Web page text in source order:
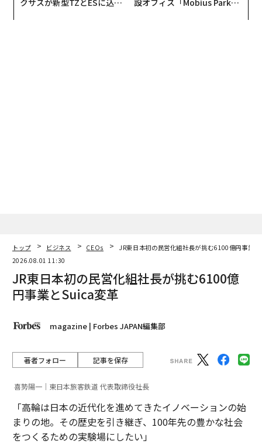
トップ ビジネス CEOs
JR東日本初の民営化組社長が挑む6100億円事業
2026.08.01 11:30
JR東日本初の民営化組社長が挑む6100億
円事業とSuica変革
magazine | Forbes JAPAN編集部
著者フォロー 記事を保存
喜㔟陽一｜東日本旅客鉄道 代表取締役社長
「高輪は日本の近代化を進めてきたイノベーションの始
まりの地。その歴史を引き継ぎ、100年先の豊かな社会
をつくるための実験場にしたい」